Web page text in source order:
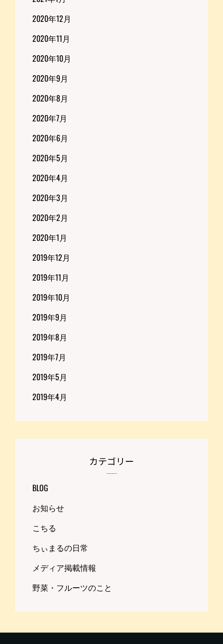
2020年12月
2020年11月
2020年10月
2020年9月
2020年8月
2020年7月
2020年6月
2020年5月
2020年4月
2020年3月
2020年2月
2020年1月
2019年12月
2019年11月
2019年10月
2019年9月
2019年8月
2019年7月
2019年5月
2019年4月
カテゴリー
BLOG
お知らせ
こちる
ちぃまるの日常
メディア掲載情報
野菜・フルーツのこと